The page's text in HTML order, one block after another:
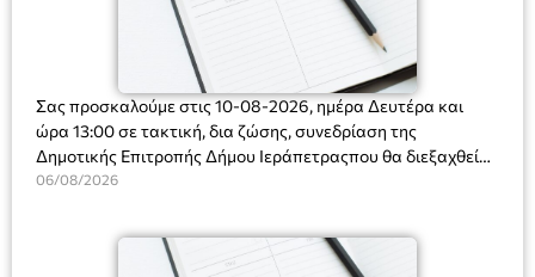
Σας προσκαλούμε στις 10-08-2026, ημέρα Δευτέρα και
ώρα 13:00 σε τακτική, δια ζώσης, συνεδρίαση της
Δημοτικής Επιτροπής Δήμου Ιεράπετραςπου θα διεξαχθεί
στο Δημοτικό Κατάστημα, Δημοκρατίας 31 στην αίθουσα
και λήψη αποφάσεων στα παρακάτω θέματα:
06/08/2026